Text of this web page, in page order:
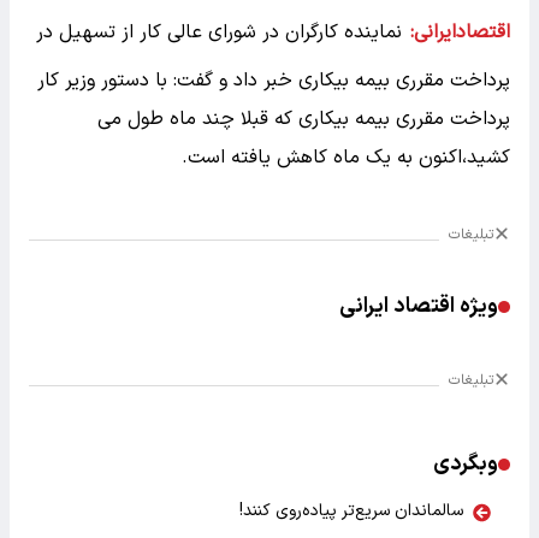
اقتصادایرانی: نماینده کارگران در شورای عالی کار از تسهیل در
پرداخت مقرری بیمه بیکاری خبر داد و گفت: با دستور وزیر کار
پرداخت مقرری بیمه بیکاری که قبلا چند ماه طول می
کشید،اکنون به یک ماه کاهش یافته است.
تبلیغات
ویژه اقتصاد ایرانی
تبلیغات
وبگردی
سالماندان سریع‌تر پیاده‌روی کنند!